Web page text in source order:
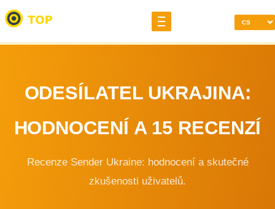
ODESÍLATEL UKRAJINA:
HODNOCENÍ A 15 RECENZÍ
Recenze Sender Ukraine: hodnocení a skutečné
zkušenosti uživatelů.